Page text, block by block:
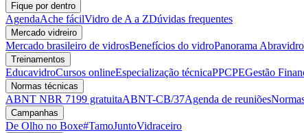
Fique por dentro
AgendaAche fácilVidro de A a ZDúvidas frequentes
Mercado vidreiro
Mercado brasileiro de vidrosBenefícios do vidroPanorama Abravidro
Treinamentos
EducavidroCursos onlineEspecialização técnicaPPCPEGestão
Normas técnicas
ABNT NBR 7199 gratuitaABNT-CB/37Agenda de reuniões
Campanhas
De Olho no Boxe#TamoJuntoVidraceiro